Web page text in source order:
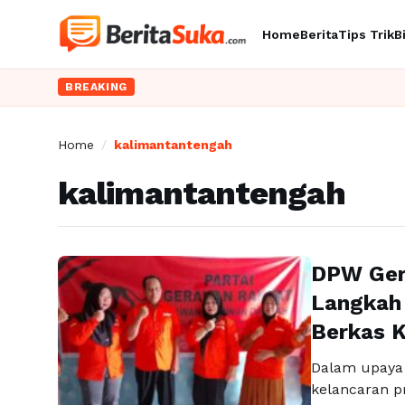
HomeBeritaTips Trik
BREAKING
Home / kalimantantengah
kalimantantengah
DPW
Berkas
Dalam
kelancaran